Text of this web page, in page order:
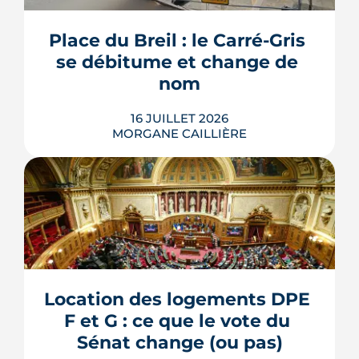
l'accord du promoteur. Distincts des
livraison, ces aménagements
s'encadrent par un contrat spécifique
Place du Breil : le Carré-Gris
se débitume et change de
nom
16 JUILLET 2026
MORGANE CAILLIÈRE
L'esplanade goudronnée du Breil-
Malville, doublée d'un parking, est en
travaux depuis janvier. D'ici décembre,
plantée, débaptisée au profit d'Aimée
Lallement, féministe et résistante.
LIRE L'ARTICLE
Location des logements DPE
F et G : ce que le vote du
Sénat change (ou pas)